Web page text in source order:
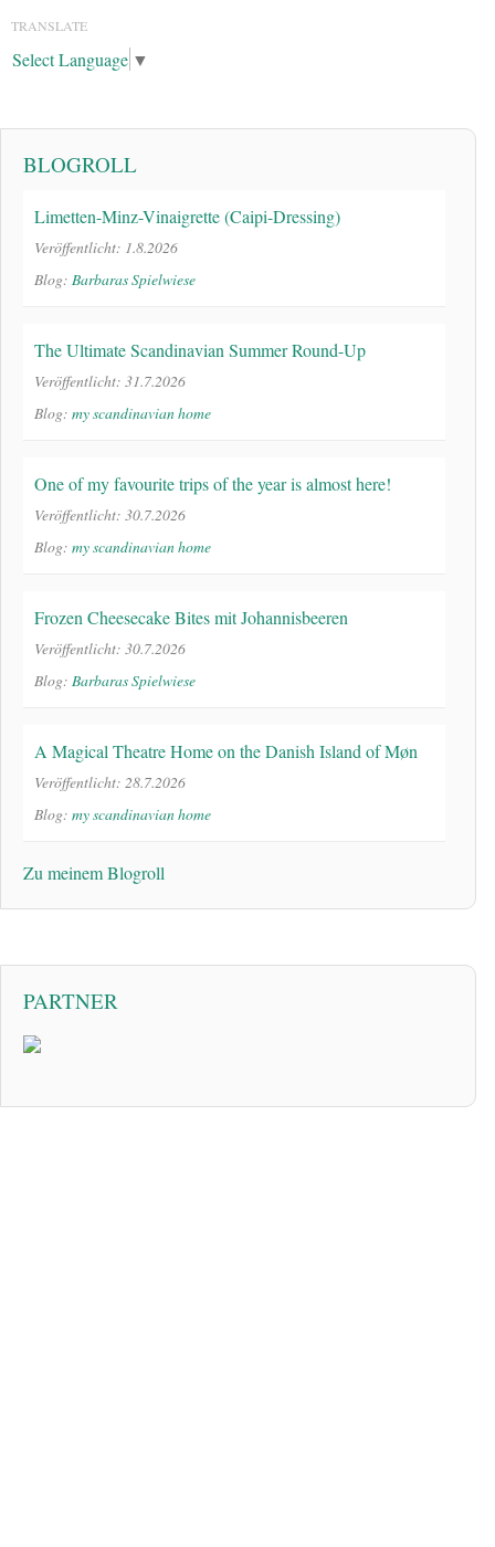
TRANSLATE
Select Language ▼
BLOGROLL
Limetten-Minz-Vinaigrette (Caipi-Dressing)
Veröffentlicht: 1.8.2026
Blog: Barbaras Spielwiese
The Ultimate Scandinavian Summer Round-Up
Veröffentlicht: 31.7.2026
Blog: my scandinavian home
One of my favourite trips of the year is almost here!
Veröffentlicht: 30.7.2026
Blog: my scandinavian home
Frozen Cheesecake Bites mit Johannisbeeren
Veröffentlicht: 30.7.2026
Blog: Barbaras Spielwiese
A Magical Theatre Home on the Danish Island of Møn
Veröffentlicht: 28.7.2026
Blog: my scandinavian home
Zu meinem Blogroll
PARTNER